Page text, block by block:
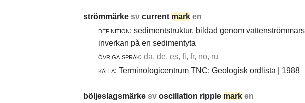
strömmärke sv current mark en
definition: sedimentstruktur, bildad genom vattenströmmars
inverkan på en sedimentyta
övriga språk: da, de, es, fi, fr, no, ru
källa: Terminologicentrum TNC: Geologisk ordlista | 1988
böljeslagsmärke sv oscillation ripple mark en